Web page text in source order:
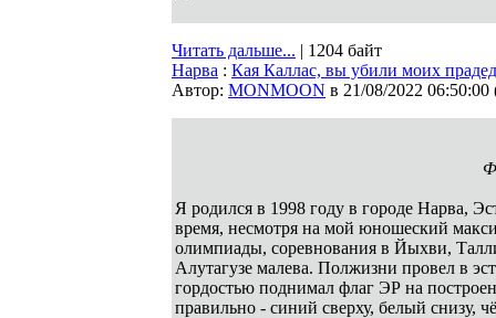
Читать дальше... | 1204 байт
Нарва : Кая Каллас, вы убили моих
Автор: MONMOON в 21/08/2022 06:50:00
Я родился в 1998 году в городе Нарва,
время, несмотря на мой юношеский
олимпиады, соревнования в Йыхви,
Алутагузе малева. Полжизни провел в
гордостью поднимал флаг ЭР на
правильно - синий сверху, белый снизу,